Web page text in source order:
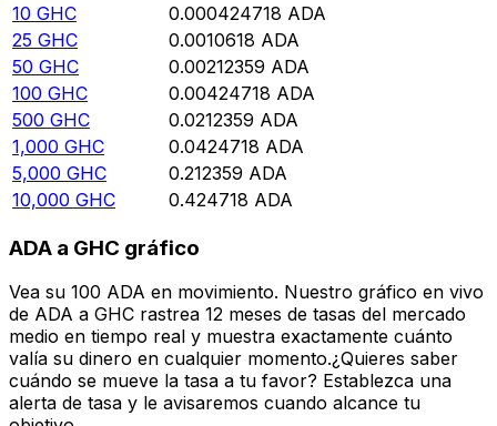
10 GHC 0.000424718 ADA
25 GHC 0.0010618 ADA
50 GHC 0.00212359 ADA
100 GHC 0.00424718 ADA
500 GHC 0.0212359 ADA
1,000 GHC 0.0424718 ADA
5,000 GHC 0.212359 ADA
10,000 GHC 0.424718 ADA
ADA a GHC gráfico
Vea su 100 ADA en movimiento. Nuestro gráfico en vivo
de ADA a GHC rastrea 12 meses de tasas del mercado
medio en tiempo real y muestra exactamente cuánto
valía su dinero en cualquier momento.¿Quieres saber
cuándo se mueve la tasa a tu favor? Establezca una
alerta de tasa y le avisaremos cuando alcance tu